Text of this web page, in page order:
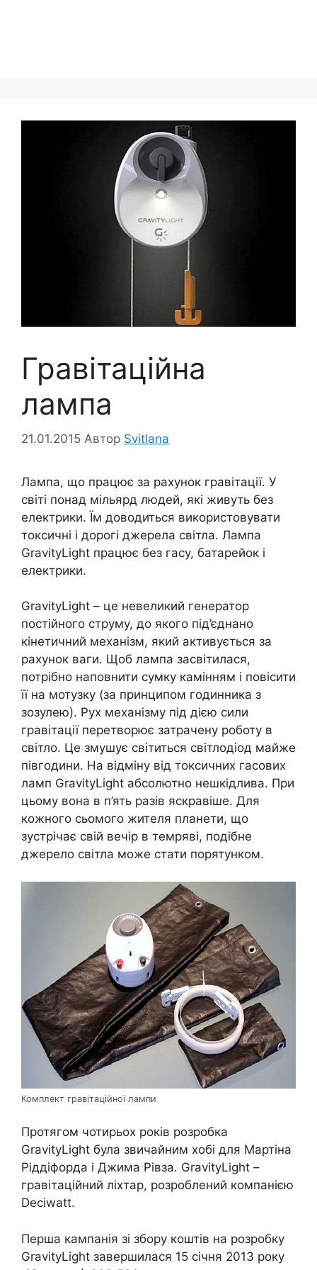
Гравітаційна
лампа
21.01.2015 Автор Svitlana
Лампа, що працює за рахунок гравітації. У
світі понад мільярд людей, які живуть без
електрики. Їм доводиться використовувати
токсичні і дорогі джерела світла. Лампа
GravityLight працює без гасу, батарейок і
електрики.
GravityLight – це невеликий генератор
постійного струму, до якого під’єднано
кінетичний механізм, який активується за
рахунок ваги. Щоб лампа засвітилася,
потрібно наповнити сумку камінням і повісити
її на мотузку (за принципом годинника з
зозулею). Рух механізму під дією сили
гравітації перетворює затрачену роботу в
світло. Це змушує світиться світлодіод майже
півгодини. На відміну від токсичних гасових
ламп GravityLight абсолютно нешкідлива. При
цьому вона в п’ять разів яскравіше. Для
кожного сьомого жителя планети, що
зустрічає свій вечір в темряві, подібне
джерело світла може стати порятунком.
Комплект гравітаційної лампи
Протягом чотирьох років розробка
GravityLight була звичайним хобі для Мартіна
Ріддіфорда і Джима Рівза. GravityLight –
гравітаційний ліхтар, розроблений компанією
Deciwatt.
Перша кампанія зі збору коштів на розробку
GravityLight завершилася 15 січня 2013 року